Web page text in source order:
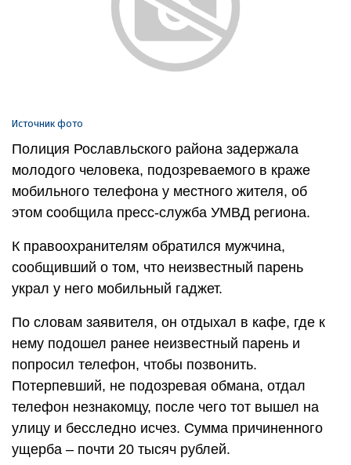
Источник фото
Полиция Рославльского района задержала
молодого человека, подозреваемого в краже
мобильного телефона у местного жителя, об
этом сообщила пресс-служба УМВД региона.
К правоохранителям обратился мужчина,
сообщивший о том, что неизвестный парень
украл у него мобильный гаджет.
По словам заявителя, он отдыхал в кафе, где к
нему подошел ранее неизвестный парень и
попросил телефон, чтобы позвонить.
Потерпевший, не подозревая обмана, отдал
телефон незнакомцу, после чего тот вышел на
улицу и бесследно исчез. Сумма причиненного
ущерба – почти 20 тысяч рублей.